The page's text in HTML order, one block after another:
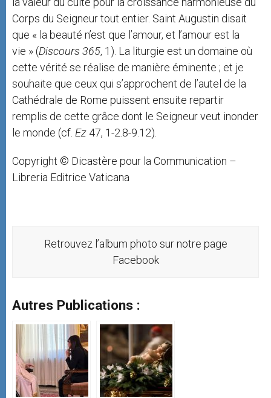
Corps du Seigneur tout entier. Saint Augustin disait
que « la beauté n’est que l’amour, et l’amour est la
vie » (Discours 365, 1). La liturgie est un domaine où
cette vérité se réalise de manière éminente ; et je
souhaite que ceux qui s’approchent de l’autel de la
Cathédrale de Rome puissent ensuite repartir
remplis de cette grâce dont le Seigneur veut inonder
le monde (cf. Ez 47, 1-2.8-9.12).
Copyright © Dicastère pour la Communication –
Libreria Editrice Vaticana
Retrouvez l’album photo sur notre page
Facebook
Autres Publications :